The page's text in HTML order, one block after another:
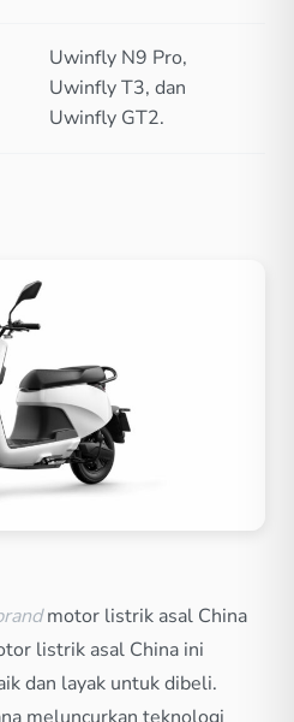
Uwinfly N9 Pro,
Uwinfly T3, dan
Uwinfly GT2.
motor listrik asal China
listrik asal China ini
dan layak untuk dibeli.